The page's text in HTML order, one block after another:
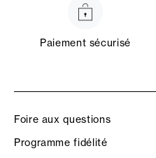
Paiement sécurisé
Foire aux questions
Programme fidélité